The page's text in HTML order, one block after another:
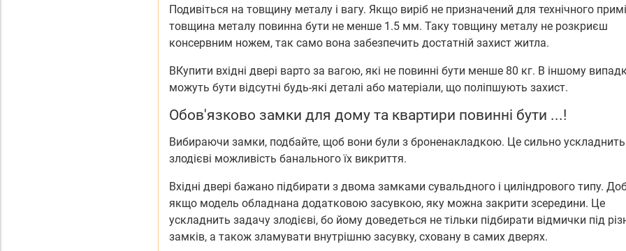
Подивіться на товщину металу і вагу. Якщо виріб не призначений для технічного
товщина металу повинна бути не менше 1.5 мм. Таку товщину металу не розкриєш
консервним ножем, так само вона забезпечить достатній захист житла.
ВКупити вхідні двері варто за вагою, які не повинні бути менше 80 кг. В іншому
можуть бути відсутні будь-які деталі або матеріали, що поліпшують захист.
Обов'язково замки для дому та квартири повинні бути ...!
Вибираючи замки, подбайте, щоб вони були з броненакладкою. Це сильно ускладнить
злодієві можливість банального їх викриття.
Вхідні двері бажано підбирати з двома замками сувальдного і циліндрового типу.
якщо модель обладнана додатковою засувкою, яку можна закрити зсередини. Це
ускладнить задачу злодієві, бо йому доведеться не тільки підбирати відмички під
замків, а також зламувати внутрішню засувку, сховану в самих дверях.